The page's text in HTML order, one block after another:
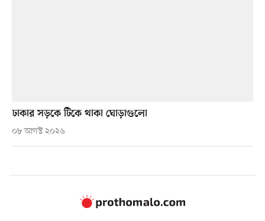
ঢাকার সড়কে টিকে থাকা ঘোড়াগুলো
০৮ আগস্ট ২০২৬